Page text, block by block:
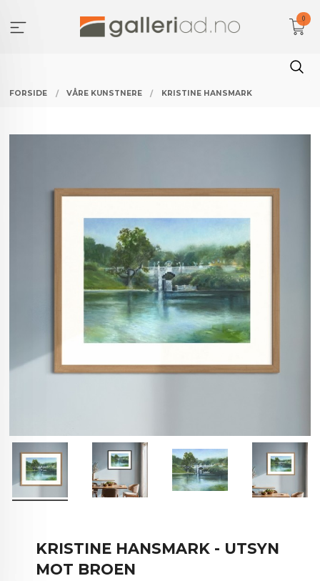
innholdet
0
FORSIDE VÅRE KUNSTNERE KRISTINE HANSMARK
KRISTINE HANSMARK - UTSYN
MOT BROEN